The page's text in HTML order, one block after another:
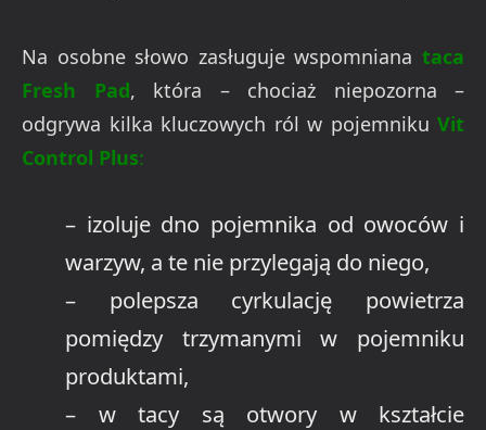
Na osobne słowo zasługuje wspomniana taca
Fresh Pad, która – chociaż niepozorna –
odgrywa kilka kluczowych ról w pojemniku Vit
Control Plus:
– izoluje dno pojemnika od owoców i
warzyw, a te nie przylegają do niego,
– polepsza cyrkulację powietrza
pomiędzy trzymanymi w pojemniku
produktami,
– w tacy są otwory w kształcie